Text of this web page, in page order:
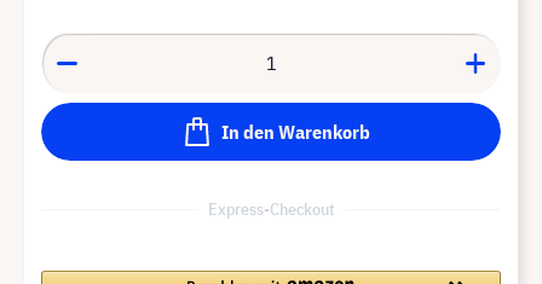
In den Warenkorb
Express-Checkout